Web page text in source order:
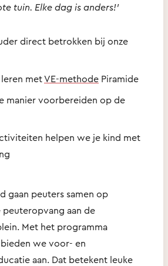
tuin. Elke dag is anders!’
direct betrokken bij onze
metVE-methode Piramide
manier voorbereiden op de
helpen we je kind met
gaan peuters samen op
aan de
Met het programma
we voor- en
aan. Dat betekent leuke